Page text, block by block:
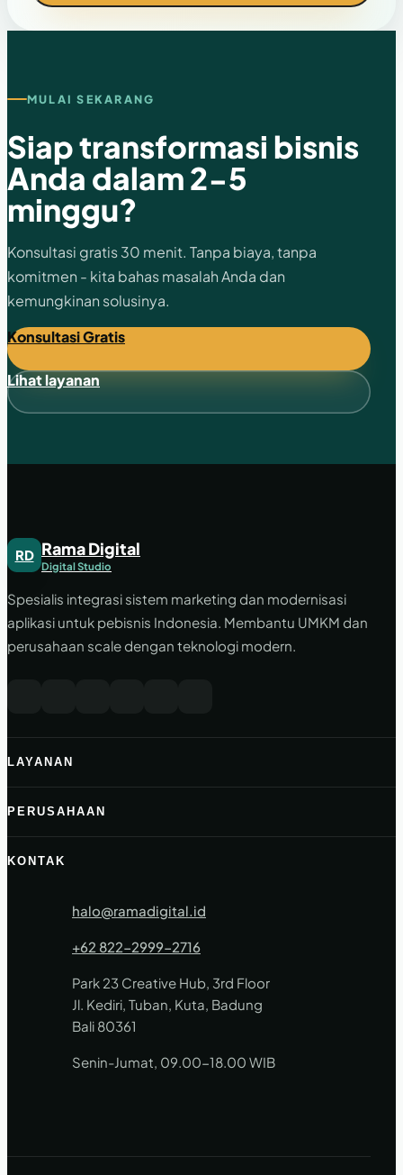
MULAI SEKARANG
Siap transformasi bisnis
Anda dalam 2-5
minggu?
Konsultasi gratis 30 menit. Tanpa biaya, tanpa
komitmen - kita bahas masalah Anda dan
kemungkinan solusinya.
Konsultasi Gratis
Lihat layanan
RD Rama Digital
Digital Studio
Spesialis integrasi sistem marketing dan modernisasi
aplikasi untuk pebisnis Indonesia. Membantu UMKM dan
perusahaan scale dengan teknologi modern.
LAYANAN
PERUSAHAAN
KONTAK
halo@ramadigital.id
+62 822-2999-2716
Park 23 Creative Hub, 3rd Floor
Jl. Kediri, Tuban, Kuta, Badung
Bali 80361
Senin-Jumat, 09.00-18.00 WIB